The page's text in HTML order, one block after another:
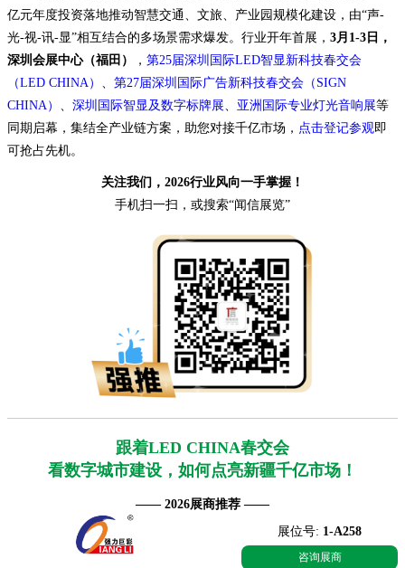
亿元年度投资落地推动智慧交通、文旅、产业园规模化建设，由“声-
光-视-讯-显”相互结合的多场景需求爆发。行业开年首展， 3月1-3日，
深圳会展中心（福田）
， 第25届深圳国际LED智显新科技春交会
（LED CHINA）
第27届深圳国际广告新科技春交会（SIGN
CHINA）
深圳国际智显及数字标牌展 亚洲国际专业灯光音响展等
同期启幕，集结全产业链方案，助您对接千亿市场， 点击登记参观即
可抢占先机。
关注我们，2026行业风向一手掌握！
手机扫一扫，或搜索“闻信展览”
跟着LED CHINA春交会
看数字城市建设，如何点亮新疆千亿市场！
—— 2026展商推荐 ——
展位号: 1-A258
咨询展商